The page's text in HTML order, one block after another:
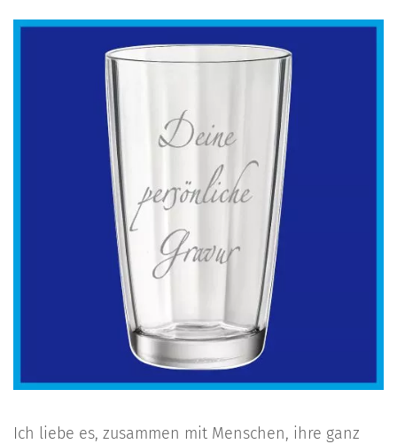
Ich liebe es, zusammen mit Menschen, ihre ganz